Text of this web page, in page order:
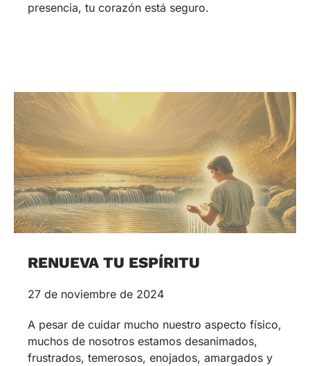
presencia, tu corazón está seguro.
RENUEVA TU ESPÍRITU
27 de noviembre de 2024
A pesar de cuidar mucho nuestro aspecto físico,
muchos de nosotros estamos desanimados,
frustrados, temerosos, enojados, amargados y